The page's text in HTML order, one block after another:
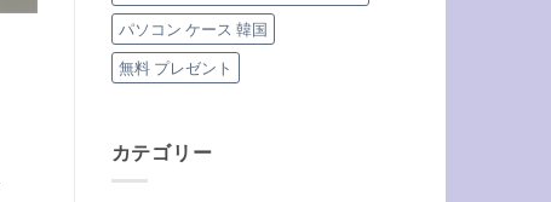
パソコン ケース 韓国
無料 プレゼント
カテゴリー